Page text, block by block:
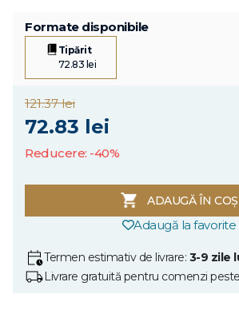
Formate disponibile
Tipărit
72.83 lei
121.37 lei
72.83 lei
Reducere: -40%
ADAUGĂ ÎN COȘ
Adaugă la favorite
Termen estimativ de livrare: 3-9 zile
Livrare gratuită pentru comenzi